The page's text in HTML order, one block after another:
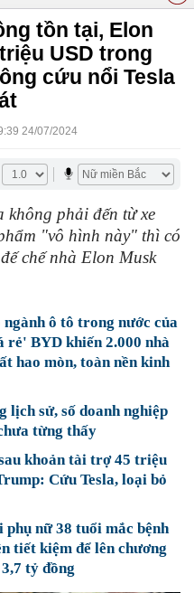
tồn tại, Elon
USD trong
cứu nổi Tesla
24/07/2024
không phải đến từ xe
"vô hình này" thì có
chế nhà Elon Musk
ô tô trong nước của
rẻ' BYD khiến 2.000 nhà
hao mòn, toàn nền kinh
lịch sử, số doanh nghiệp
từng thấy
khoản tài trợ 45 triệu
Cứu Tesla, loại bỏ
nữ 38 tuổi mắc bệnh
tiết kiệm để lên chương
tỷ đồng